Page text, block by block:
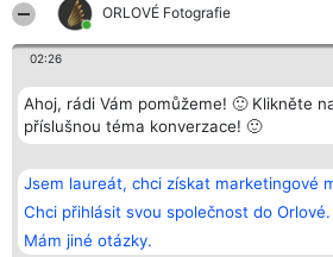
ORLOVÉ Fotografie
02:26
Ahoj, rádi Vám pomůžeme! 🙂 Klikněte
příslušnou téma konverzace! 🙂
Jsem laureát, chci získat marketingové
Chci přihlásit svou společnost do Orlové.
Mám jiné otázky.
Bright Side Solutions sp. z o.
o. sp. k.
ul. Ruska 22
Wrocław 50-079
KRS 0000749100 | Regon
Vítězové
Seznam všech
laureátů
Zásady